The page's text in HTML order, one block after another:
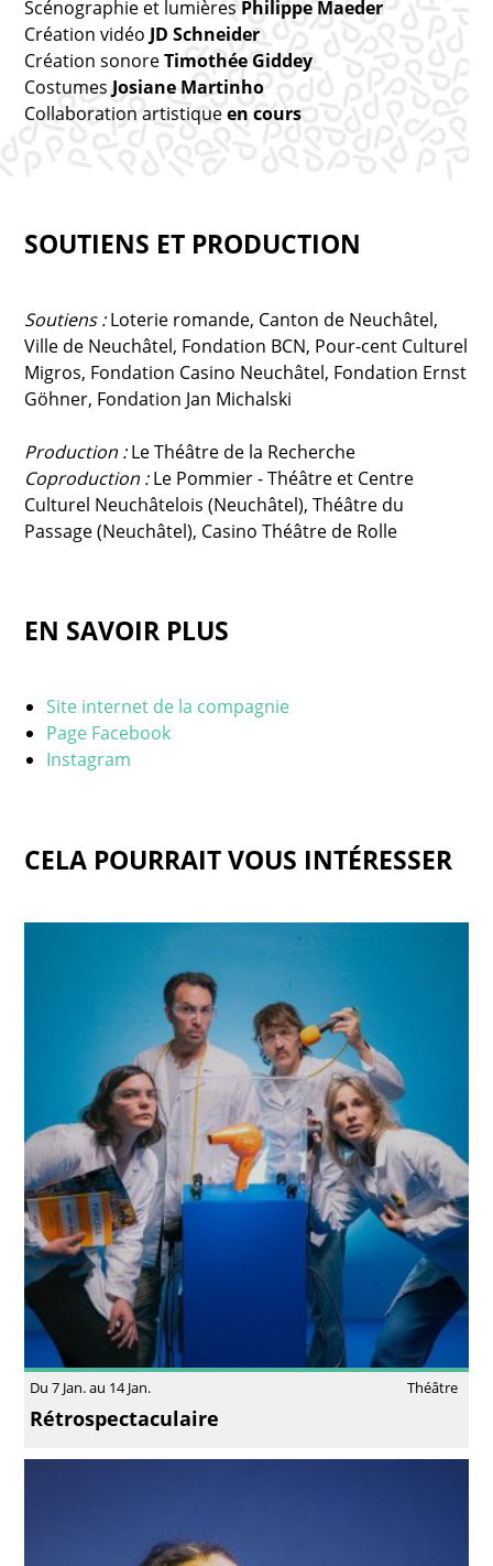
Scénographie et lumières Philippe Maeder
Création vidéo JD Schneider
Création sonoreTimothée Giddey
Costumes Josiane Martinho
Collaboration artistiqueen cours
SOUTIENS ET PRODUCTION
Soutiens :Loterie romande, Canton de Neuchâtel,
Ville de Neuchâtel, Fondation BCN, Pour-cent Culturel
Migros, Fondation Casino Neuchâtel, Fondation Ernst
Göhner, Fondation Jan Michalski
Production :Le Théâtre de la Recherche
Coproduction :Le Pommier - Théâtre et Centre
Culturel Neuchâtelois (Neuchâtel), Théâtre du
Passage (Neuchâtel), Casino Théâtre de Rolle
EN SAVOIR PLUS
Site internet de la compagnie
Page Facebook
Instagram
CELA POURRAIT VOUS INTÉRESSER
Du 7 Jan. au 14 Jan. Théâtre
Rétrospectaculaire